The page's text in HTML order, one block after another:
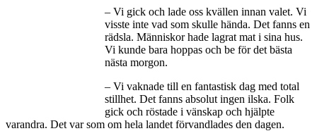
– Vi gick och lade oss kvällen innan valet. Vi
visste inte vad som skulle hända. Det fanns en
rädsla. Människor hade lagrat mat i sina hus.
Vi kunde bara hoppas och be för det bästa
nästa morgon.
– Vi vaknade till en fantastisk dag med total
stillhet. Det fanns absolut ingen ilska. Folk
gick och röstade i vänskap och hjälpte
varandra. Det var som om hela landet förvandlades den dagen.